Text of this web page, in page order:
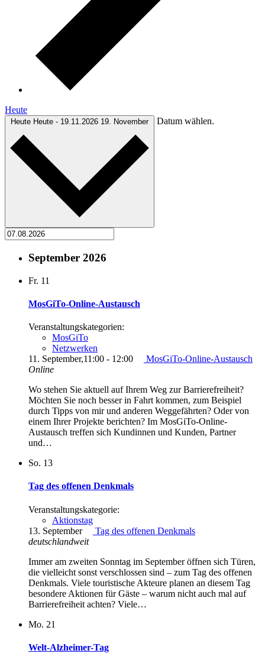
Heute
Heute Heute - 19.11.2026 19. November Datum wählen.
September 2026
Fr. 11
MosGiTo-Online-Austausch
Veranstaltungskategorien:
MosGiTo
Netzwerken
11. September,11:00 - 12:00
MosGiTo-Online-Austausch
Online
Wo stehen Sie aktuell auf Ihrem Weg zur Barrierefreiheit?
Möchten Sie noch besser in Fahrt kommen, zum Beispiel
durch Tipps von mir und anderen Weggefährten? Oder von
einem Ihrer Projekte berichten? Im MosGiTo-Online-
Austausch treffen sich Kundinnen und Kunden, Partner
und…
So. 13
Tag des offenen Denkmals
Veranstaltungskategorie:
Aktionstag
13. September
Tag des offenen Denkmals
deutschlandweit
Immer am zweiten Sonntag im September öffnen sich Türen,
die vielleicht sonst verschlossen sind – zum Tag des offenen
Denkmals. Viele touristische Akteure planen an diesem Tag
besondere Aktionen für Gäste – warum nicht auch mal auf
Barrierefreiheit achten? Viele…
Mo. 21
Welt-Alzheimer-Tag